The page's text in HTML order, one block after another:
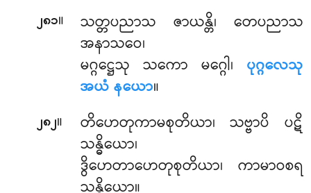
၂၈၁။
သတ္တပညာသ ဇာယန္တိ၊ တေပညာသ
အနာသဝေ၊
မဂ္ဂဋ္ဌေသု သကော မဂ္ဂေါ၊ ပုဂ္ဂလေသု
အယံ နယော။
၂၈၂။
တိဟေတုကာမစုတိယာ၊ သဗ္ဗာပိ ပဋိ
သန္ဓိယော၊
ဒွိဟေတာဟေတုစုတိယာ၊ ကာမာဝစရ